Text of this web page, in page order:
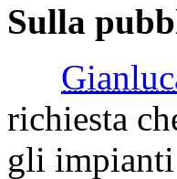
Sulla
richiesta
gli